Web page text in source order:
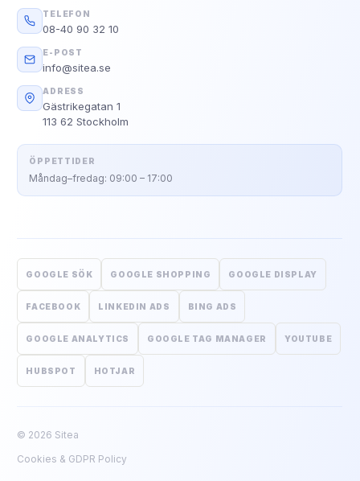
TELEFON
08-40 90 32 10
E-POST
info@sitea.se
ADRESS
Gästrikegatan 1
113 62 Stockholm
ÖPPETTIDER
Måndag–fredag: 09:00 – 17:00
GOOGLE SÖK GOOGLE SHOPPING GOOGLE DISPLAY
FACEBOOK LINKEDIN ADS BING ADS
GOOGLE ANALYTICS GOOGLE TAG MANAGER YOUTUBE
HUBSPOT HOTJAR
© 2026 Sitea
Cookies & GDPR Policy